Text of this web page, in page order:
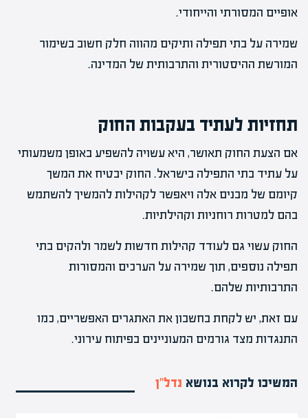
אופיים המסורתי והייחודי.
שמירה על בתי תפילה ותיקים מהווה חלק חשוב בשימור
המורשת ההיסטורית והתרבותית של המדינה.
תחזיות לעתיד בעקבות החוק
אם הצעת החוק תאושר, היא עשויה להשפיע באופן משמעותי
על עתיד בתי התפילה בישראל. החוק יבטיח את המשך
קיומם של מבנים אלה ויאפשר לקהילות להמשיך להשתמש
בהם למטרות רוחניות וקהילתיות.
החוק עשוי גם לעודד קהילות חדשות לשמר ולהקים בתי
תפילה נוספים, תוך שמירה על הערכים והמסורות
התרבותיות שלהם.
עם זאת, יש לקחת בחשבון את האתגרים האפשריים, כמו
התנגדות מצד גורמים המעוניינים בפיתוח עירוני.
המשיכו לקרוא בנושא נדל”ן